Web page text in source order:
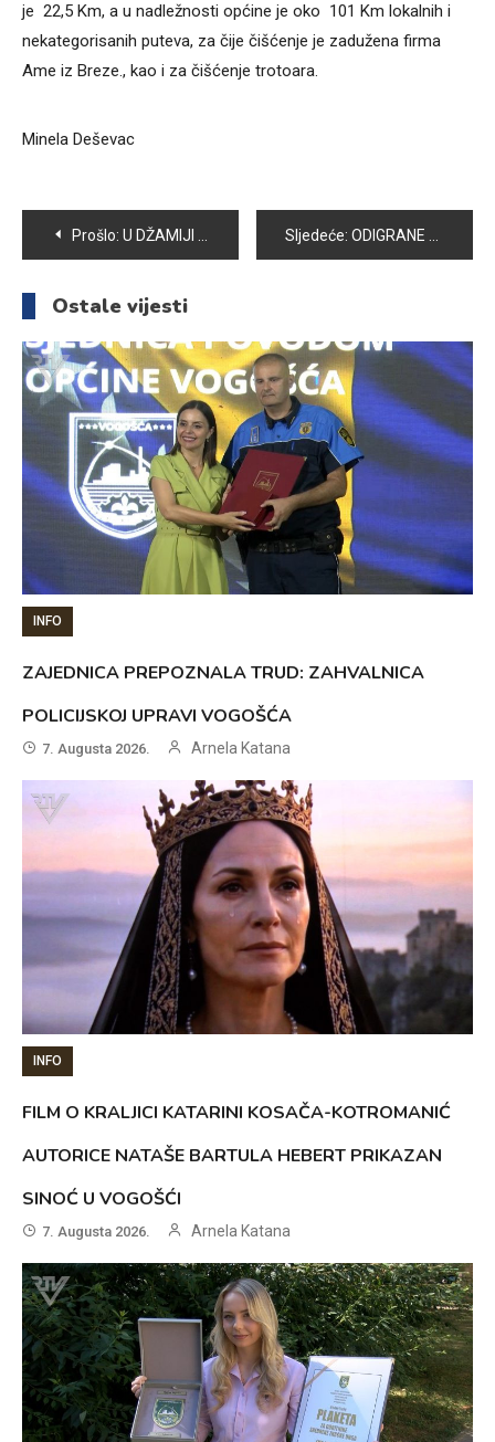
je 22,5 Km, a u nadležnosti općine je oko 101 Km lokalnih i
nekategorisanih puteva, za čije čišćenje je zadužena firma
Ame iz Breze., kao i za čišćenje trotoara.
Minela Deševac
Navigacija
članaka
Prošlo: U DŽAMIJI U VOGOŠI ODRŽAN MEVLUD ZA ŽENE Sljedeće: ODIGRANE UTAKMICE 9. KOLA MALONOGOMETNE LIGE VETERANA VOGOŠĆA 2015/2016
Ostale vijesti
INFO
ZAJEDNICA PREPOZNALA TRUD: ZAHVALNICA
POLICIJSKOJ UPRAVI VOGOŠĆA
7. Augusta 2026. Arnela Katana
INFO
FILM O KRALJICI KATARINI KOSAČA-KOTROMANIĆ
AUTORICE NATAŠE BARTULA HEBERT PRIKAZAN
SINOĆ U VOGOŠĆI
7. Augusta 2026. Arnela Katana